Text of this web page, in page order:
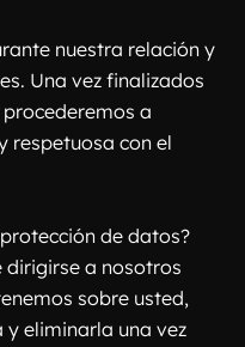
nuestra relación y
Una vez finalizados
a
respetuosa con el
de datos?
dirigirse a nosotros
sobre usted,
eliminarla una vez